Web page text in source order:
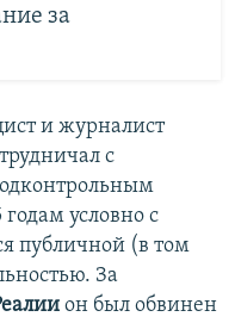
за
и журналист
с
условно с
публичной (в том
За
он был обвинен